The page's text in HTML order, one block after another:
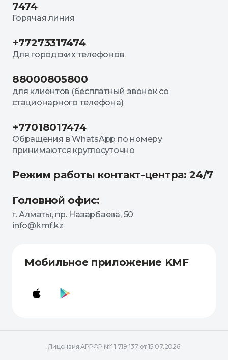
7474
Горячая линия
+77273317474
Для городских телефонов
88000805800
для клиентов (бесплатный звонок со
стационарного телефона)
+77018017474
Обращения в WhatsApp по номеру
принимаются круглосуточно
Режим работы контакт-центра: 24/7
Головной офис:
г. Алматы, пр. Назарбаева, 50
info@kmf.kz
Мобильное приложение KMF
Лицензия АРРФР №1.1.719.137 от 15.07.2026